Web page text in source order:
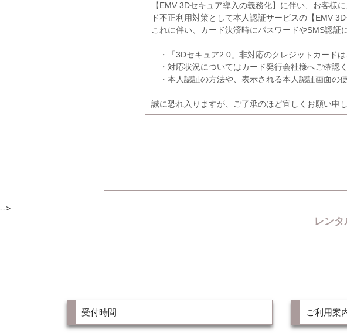
【EMV 3Dセキュア導入の義務化】に伴い、お客様
ド不正利用対策として本人認証サービスの【EMV
これに伴い、カード決済時にパスワードやSMS認証
・「3Dセキュア2.0」非対応のクレジットカードは
・対応状況についてはカード発行会社様へご確認く
・本人認証の方法や、表示される本人認証画面の
誠に恐れ入りますが、ご了承のほど宜しくお願い申し
-->
レン
受付時間 ご利用案